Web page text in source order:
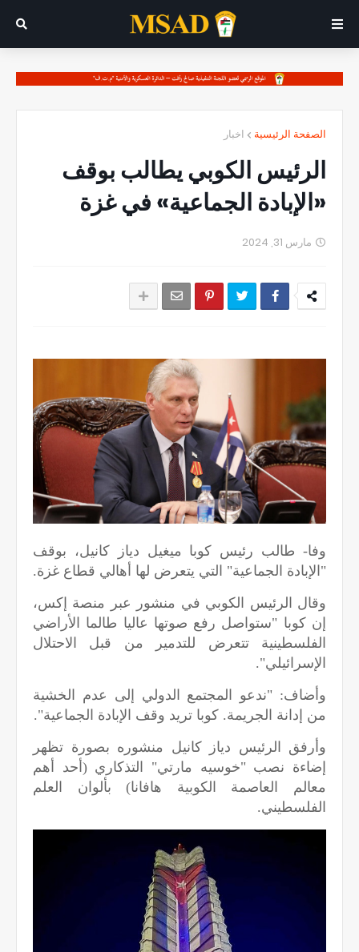
الصفحة الرئيسية اخبار
الرئيس الكوبي يطالب بوقف
«الإبادة الجماعية» في غزة
مارس 31, 2024
وفا- طالب رئيس كوبا ميغيل دياز كانيل، بوقف
"الإبادة الجماعية" التي يتعرض لها أهالي قطاع غزة.
وقال الرئيس الكوبي في منشور عبر منصة إكس،
إن كوبا "ستواصل رفع صوتها عاليا طالما الأراضي
الفلسطينية تتعرض للتدمير من قبل الاحتلال
الإسرائيلي".
وأضاف: "ندعو المجتمع الدولي إلى عدم الخشية
من إدانة الجريمة. كوبا تريد وقف الإبادة الجماعية".
وأرفق الرئيس دياز كانيل منشوره بصورة تظهر
إضاءة نصب "خوسيه مارتي" التذكاري (أحد أهم
معالم العاصمة الكوبية هافانا) بألوان العلم
الفلسطيني.